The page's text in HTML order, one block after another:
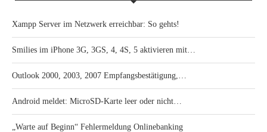
Xampp Server im Netzwerk erreichbar: So gehts!
Smilies im iPhone 3G, 3GS, 4, 4S, 5 aktivieren mit…
Outlook 2000, 2003, 2007 Empfangsbestätigung,…
Android meldet: MicroSD-Karte leer oder nicht…
„Warte auf Beginn“ Fehlermeldung Onlinebanking